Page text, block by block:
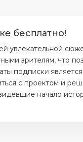
бесплатно!
увлекательной
зрителям, что
подписки
с проектом и
начало